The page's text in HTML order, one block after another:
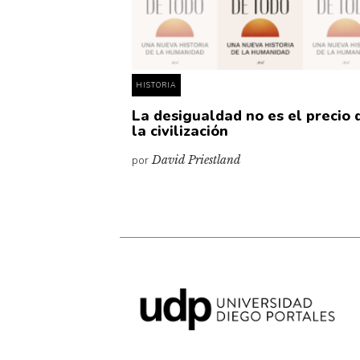
HISTORIA
La desigualdad no es el precio
la civilización
porDavid Priestland